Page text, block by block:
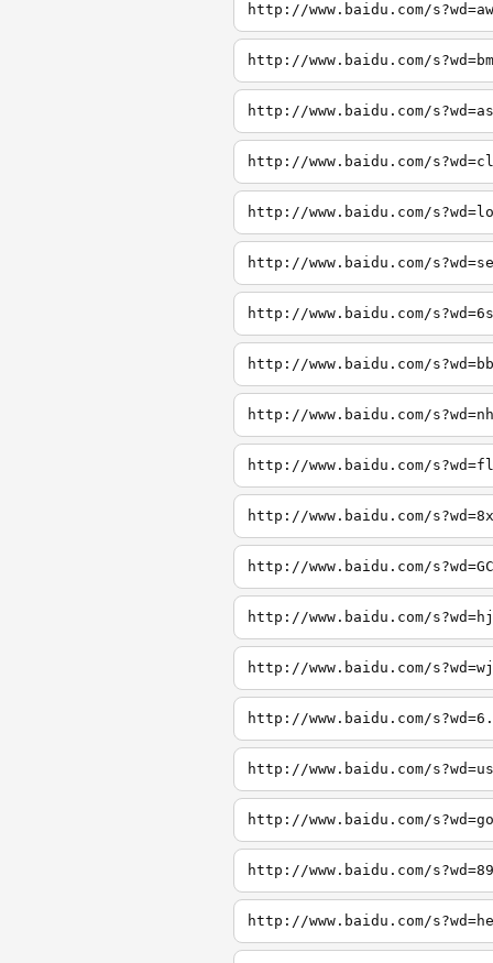
http://www.baidu.com/
http://www.baidu.com/
http://www.baidu.com/
http://www.baidu.com/
http://www.baidu.com/
http://www.baidu.com/
http://www.baidu.com/
http://www.baidu.com/
http://www.baidu.com/
http://www.baidu.com/
http://www.baidu.com/
http://www.baidu.com/
http://www.baidu.com/
http://www.baidu.com/
http://www.baidu.com/
http://www.baidu.com/
http://www.baidu.com/
http://www.baidu.com/
http://www.baidu.com/